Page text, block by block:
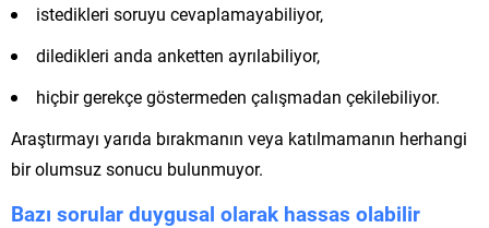
istedikleri soruyu cevaplamayabiliyor,
diledikleri anda anketten ayrılabiliyor,
hiçbir gerekçe göstermeden çalışmadan çekilebiliyor.
Araştırmayı yarıda bırakmanın veya katılmamanın herhangi
bir olumsuz sonucu bulunmuyor.
Bazı sorular duygusal olarak hassas olabilir